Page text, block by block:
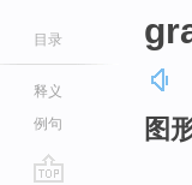
目录
释义
例句
图